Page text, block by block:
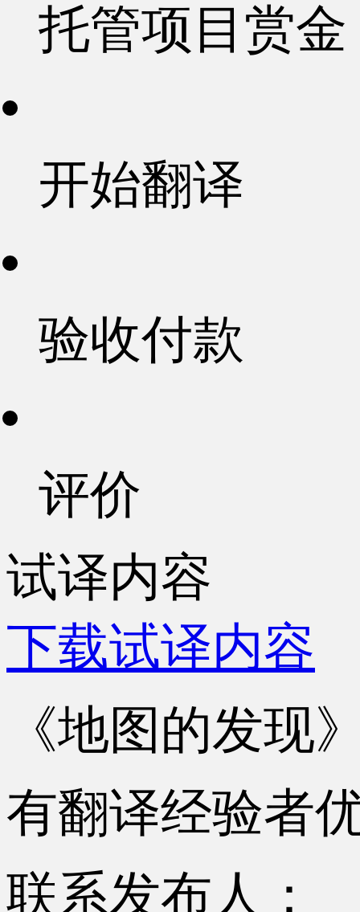
托管项目赏金
开始翻译
验收付款
评价
试译内容
下载试译内容
《地图的发现
有翻译经验者
联系发布人：